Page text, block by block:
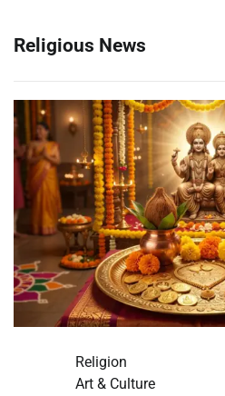
Religious News
Religion
Art & Culture